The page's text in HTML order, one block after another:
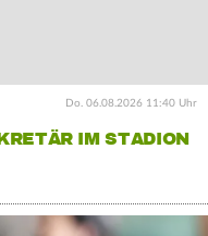
Do. 06.08.2026 11:40 Uhr
IM STADION